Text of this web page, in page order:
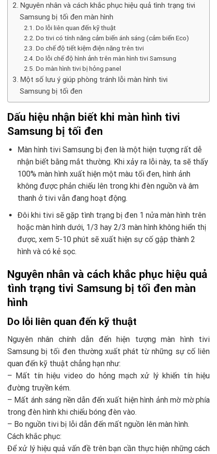
Nguyên nhân và cách khắc phục hiệu quả tình trạng tivi
Samsung bị tối đen màn hình
Do lỗi liên quan đến kỹ thuật
Do tivi có tính năng cảm biến ánh sáng (cảm biến Eco)
Do chế độ tiết kiệm điện năng trên tivi
Do lỗi chế độ hình ảnh trên màn hình tivi Samsung
Do màn hình tivi bị hỏng panel
Một số lưu ý giúp phòng tránh lỗi màn hình tivi
Samsung bị tối đen
Dấu hiệu nhận biết khi màn hình tivi
Samsung bị tối đen
Màn hình tivi Samsung bị đen là một hiện tượng rất dễ
nhận biết bằng mắt thường. Khi xảy ra lỗi này, ta sẽ thấy
100% màn hình xuất hiện một màu tối đen, hình ảnh
không được phản chiếu lên trong khi đèn nguồn và âm
thanh ở tivi vẫn đang hoạt động.
Đôi khi tivi sẽ gặp tình trạng bị đen 1 nửa màn hình trên
hoặc màn hình dưới, 1/3 hay 2/3 màn hình không hiển thị
được, xem 5-10 phút sẽ xuất hiện sự cố gập thành 2
hình và có kẻ sọc.
Nguyên nhân và cách khắc phục hiệu quả
tình trạng tivi Samsung bị tối đen màn
hình
Do lỗi liên quan đến kỹ thuật
Nguyên nhân chính dẫn đến hiện tượng màn hình tivi
Samsung bị tối đen thường xuất phát từ những sự cố liên
quan đến kỹ thuật chẳng hạn như:
– Mất tín hiệu video do hỏng mạch xử lý khiến tín hiệu
đường truyền kém.
– Mất ánh sáng nền dẫn đến xuất hiện hình ảnh mờ mờ phía
trong đèn hình khi chiếu bóng đèn vào.
– Bo nguồn tivi bị lỗi dẫn đến mất nguồn lên màn hình.
Cách khắc phục:
Để xử lý hiệu quả vấn đề trên bạn cần thực hiện những cách